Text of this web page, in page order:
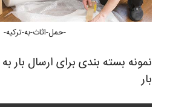
-حمل-اثاث-به-ترکیه-
نمونه بسته بندی برای ارسال بار
بار